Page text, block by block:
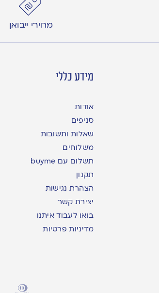
מחירי ייבואן
מידע כללי
אודות
סניפים
שאלות ותשובות
משלוחים
תשלום עם buyme
תקנון
הצהרת נגישות
יצירת קשר
בואו לעבוד איתנו
מדיניות פרטיות